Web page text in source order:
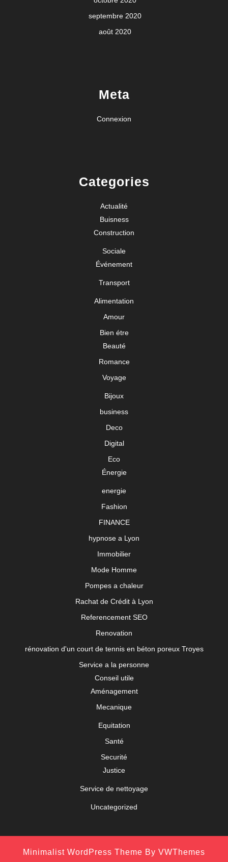
septembre 2020
août 2020
Meta
Connexion
Categories
Actualité
Buisness
Construction
Sociale
Événement
Transport
Alimentation
Amour
Bien étre
Beauté
Romance
Voyage
Bijoux
business
Deco
Digital
Eco
Énergie
energie
Fashion
FINANCE
hypnose a Lyon
Immobilier
Mode Homme
Pompes a chaleur
Rachat de Crédit à Lyon
Referencement SEO
Renovation
rénovation d'un court de tennis en béton poreux Troyes
Service a la personne
Conseil utile
Aménagement
Mecanique
Equitation
Santé
Securité
Justice
Service de nettoyage
Uncategorized
Minimalist WordPress Theme By VWThemes